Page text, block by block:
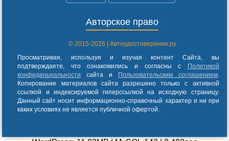
Авторское право
© 2015-2026 | Автоудостоверение.ру
Просматривая, используя и изучая контент Сайта, вы
подтверждаете, что ознакомились и согласны с
Политикой
конфиденциальности
сайта и Пользовательским соглашением.
Копирование материалов сайта разрешено только с активной
ссылкой и индексируемой гиперссылкой на исходную страницу.
Данный сайт носит информационно-справочный характер и ни при
каких условиях не является публичной офертой.